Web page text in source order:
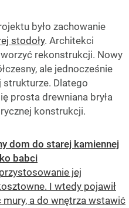
było zachowanie
stodoły. Architekci
rekonstrukcji. Nowy
ale jednocześnie
strukturze. Dlatego
prosta drewniana bryła
konstrukcji.
dom do starej kamiennej
babci
jej
I wtedy pojawił
mury, a do wnętrza wstawić